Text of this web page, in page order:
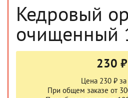
Кедровый
очищенный
230 ₽
Цена 230 ₽
При общем заказе от